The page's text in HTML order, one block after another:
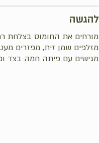
להגשה
מורחים את החומוס בצלחת
מזלפים שמן זית, מפזרים
מגישים עם פיתה חמה בצד